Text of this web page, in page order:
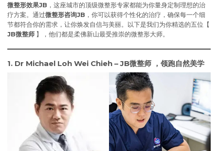
微整形效果JB ，这座城市的顶级微整形专家都能为你量身定制理想的治
疗方案。通过微整形咨询JB ，你可以获得个性化的治疗，确保每一个细
节都符合你的需求，让你焕发自信与美丽。以下是我们为你精选的五位【
JB微整师 】，他们都是柔佛新山最受推崇的微整形大师。
1. Dr Michael Loh Wei Chieh – JB微整师 ，领跑自然美学